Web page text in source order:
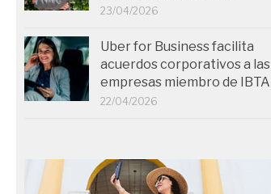
23/04/2026
Uber for Business facilita
acuerdos corporativos a las
empresas miembro de IBTA
22/04/2026